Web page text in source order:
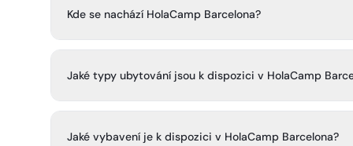
Kde se nachází HolaCamp Barcelona?
metrů od pláže. Nabízí jedinečnou kombinaci
Jaké typy ubytování jsou k dispozici v HolaCamp
prostorných kempovacích míst vhodných pro stany,
Jaké vybavení je k dispozici v HolaCamp Barcelona?